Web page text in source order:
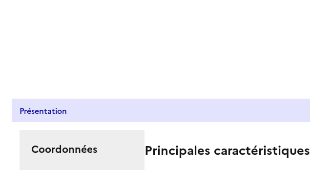
Présentation
Coordonnées Principales caractéristiques